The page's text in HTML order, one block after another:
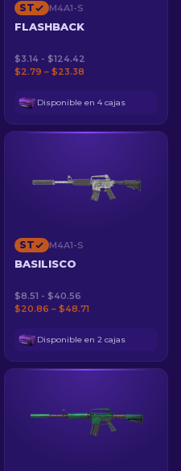
ST M4A1-S
FLASHBACK
$3.14 - $124.42
$2.79 – $23.38
Disponible en 4 cajas
ST M4A1-S
BASILISCO
$8.51 - $40.56
$20.86 – $48.71
Disponible en 2 cajas